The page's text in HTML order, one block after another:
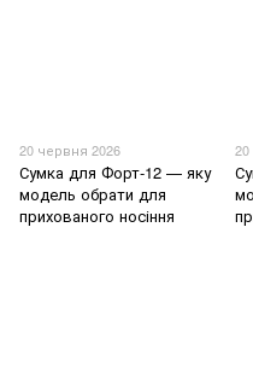
20 червня 2026
Сумка для Форт-12 — яку
модель обрати для
прихованого носіння